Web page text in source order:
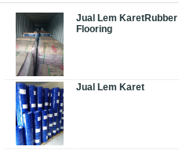
Jual Lem KaretRubber
Flooring
Jual Lem Karet